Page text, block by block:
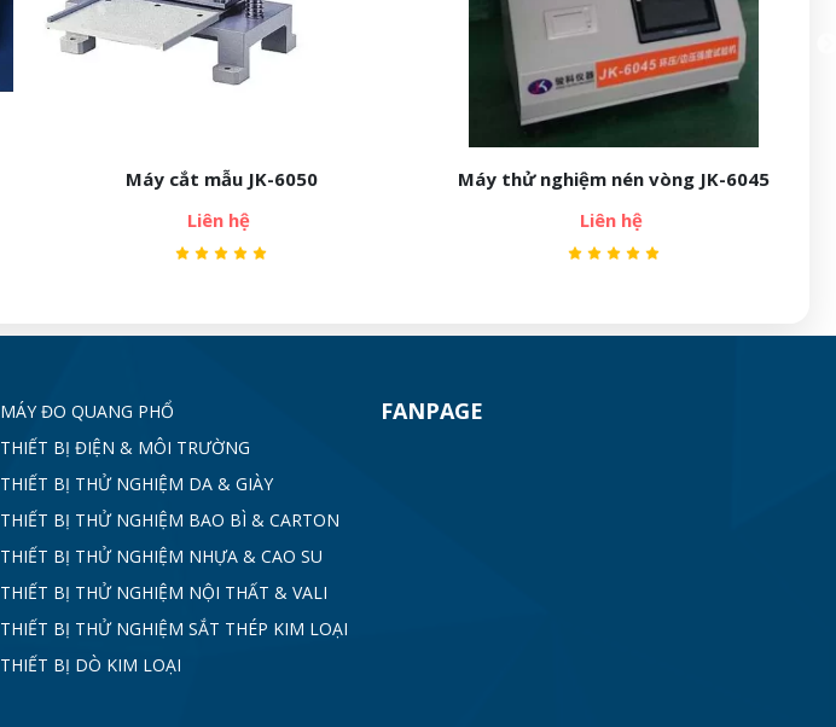
Máy thử nghiệm nén vòng JK-6045
Liên hệ
Thiết bị thử độ phai màu mực in JK-
6012-TO
Liên hệ
MÁY ĐO QUANG PHỔ
THIẾT BỊ ĐIỆN & MÔI TRƯỜNG
THIẾT BỊ THỬ NGHIỆM DA & GIÀY
THIẾT BỊ THỬ NGHIỆM BAO BÌ & CARTON
THIẾT BỊ THỬ NGHIỆM NHỰA & CAO SU
THIẾT BỊ THỬ NGHIỆM NỘI THẤT & VALI
THIẾT BỊ THỬ NGHIỆM SẮT THÉP KIM LOẠI
THIẾT BỊ DÒ KIM LOẠI
FANPAGE